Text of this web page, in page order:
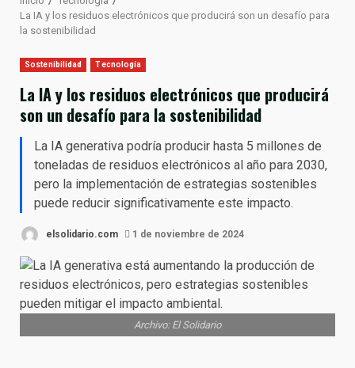
La IA y los residuos electrónicos que producirá son un desafío para
la sostenibilidad
Sostenibilidad Tecnología
La IA y los residuos electrónicos que producirá
son un desafío para la sostenibilidad
La IA generativa podría producir hasta 5 millones de
toneladas de residuos electrónicos al año para 2030,
pero la implementación de estrategias sostenibles
puede reducir significativamente este impacto.
elsolidario.com 1 de noviembre de 2024
Archivo: El Solidario